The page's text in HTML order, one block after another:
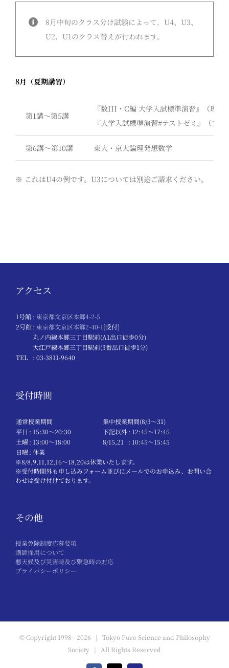
8月中旬のクラス分け試験によって，U4、U3、
U2、U1のクラス替えが行われます。
8月（夏期講習）
第1講〜第5講
『数III・C編 大学入試標準演習』（理系
『大学入試標準演習#テストゼミ』（文系
第6講〜第10講 東大・京大論理発想数学
※ これはU4の例です。U3については別途ご請求ください。
アクセス
1号館 : 東京都文京区本郷4-2-5
2号館: 東京都文京区本郷2-40-1[受付]
丸ノ内線本郷三丁目駅前(A1出口徒歩0分)
大江戸線本郷三丁目駅前(3番出口徒歩1分)
TEL
: 03-3811-9640
受付時間
通常授業期間
集中授業期間(8/3～31)
平日 : 15:30〜20:30 下記以外: 12:45〜17:45
土曜: 13:00〜18:00 8/15,21
: 10:45〜15:45
日曜: 休業
※8/8,9,11,12,16～18,20は休業いたします。
※受付時間外も申し込みフォーム並びにメールでのお申込み、お問い合
わせは受け付けております。
その他
授業免除制度応募要項
講師採用について
悪天候及び災害時及び緊急時の対応
プライバシーポリシー
© Copyright 1998 - 2026 | Tokyo Pure Science and Philosophy
Society | All Rights Reserved